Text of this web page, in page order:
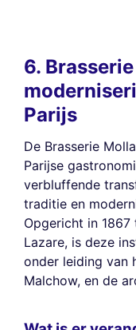
6.
Parijs
De Brasserie
Parijse
verbluffende
traditie en
Opgericht in
Lazare, is deze
onder leiding van
Malchow, en de